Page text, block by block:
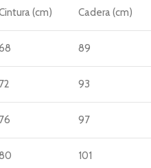
(cm) Cadera (cm)
89
72 93
76 97
101